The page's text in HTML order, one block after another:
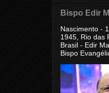
Bispo Edir
Nascimento -
1945, Rio das
Brasil - Edir
Bispo